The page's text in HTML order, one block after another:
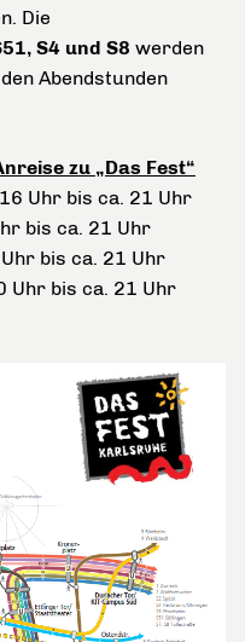
Die
S4 und S8 werden
Abendstunden
zu „Das Fest“
Uhr bis ca. 21 Uhr
bis ca. 21 Uhr
bis ca. 21 Uhr
Uhr bis ca. 21 Uhr